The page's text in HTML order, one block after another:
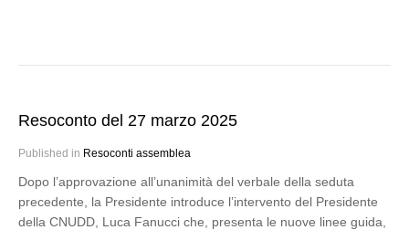
Resoconto del 27 marzo 2025
Published in Resoconti assemblea
Dopo l’approvazione all’unanimità del verbale della seduta
precedente, la Presidente introduce l’intervento del Presidente
della CNUDD, Luca Fanucci che, presenta le nuove linee guida,